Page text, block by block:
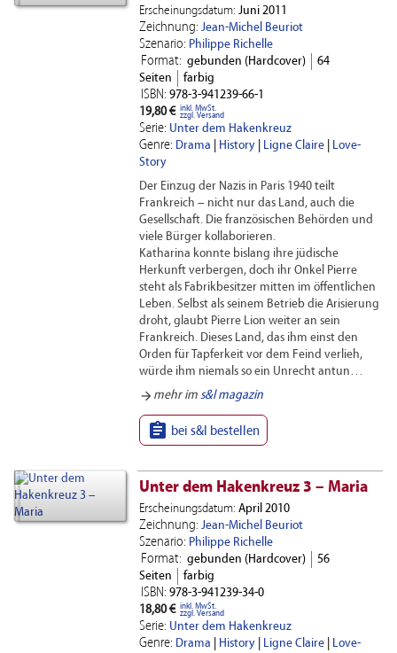
Erscheinungsdatum: Juni 2011
Zeichnung: Jean-Michel Beuriot
Szenario: Philippe Richelle
Format: gebunden (Hardcover)
64
Seiten
farbig
ISBN: 978-3-941239-66-1
19,80 € inkl. MwSt.
zzgl. Versand
Serie: Unter dem Hakenkreuz
Genre: Drama History| Ligne Claire| Love-
Story
Der Einzug der Nazis in Paris 1940 teilt
Frankreich – nicht nur das Land, auch die
Gesellschaft. Die französischen Behörden und
viele Bürger kollaborieren.
Katharina konnte bislang ihre jüdische
Herkunft verbergen, doch ihr Onkel Pierre
steht als Fabrikbesitzer mitten im öffentlichen
Leben. Selbst als seinem Betrieb die Arisierung
droht, glaubt Pierre Lion weiter an sein
Frankreich. Dieses Land, das ihm einst den
Orden für Tapferkeit vor dem Feind verlieh,
würde ihm niemals so ein Unrecht antun…
arrow_forward mehr im s&l magazin
 bei s&l bestellen
Unter dem Hakenkreuz 3 – Maria
Erscheinungsdatum: April 2010
Zeichnung: Jean-Michel Beuriot
Szenario: Philippe Richelle
Format: gebunden (Hardcover)
56
Seiten
farbig
ISBN: 978-3-941239-34-0
18,80 € inkl. MwSt.
zzgl. Versand
Serie: Unter dem Hakenkreuz
Genre: Drama History| Ligne Claire| Love-